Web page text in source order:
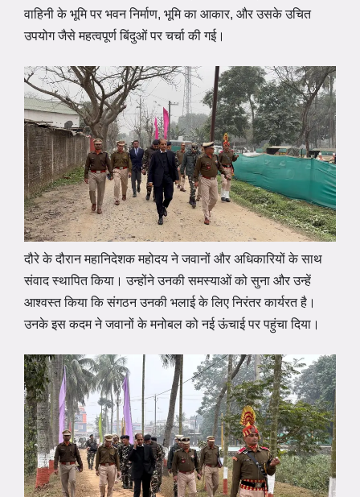
वाहिनी के भूमि पर भवन निर्माण, भूमि का आकार, और उसके उचित
उपयोग जैसे महत्वपूर्ण बिंदुओं पर चर्चा की गई।
दौरे के दौरान महानिदेशक महोदय ने जवानों और अधिकारियों के साथ
संवाद स्थापित किया। उन्होंने उनकी समस्याओं को सुना और उन्हें
आश्वस्त किया कि संगठन उनकी भलाई के लिए निरंतर कार्यरत है।
उनके इस कदम ने जवानों के मनोबल को नई ऊंचाई पर पहुंचा दिया।